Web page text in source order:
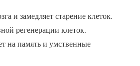
и замедляет старение клеток.
регенерации клеток.
на память и умственные